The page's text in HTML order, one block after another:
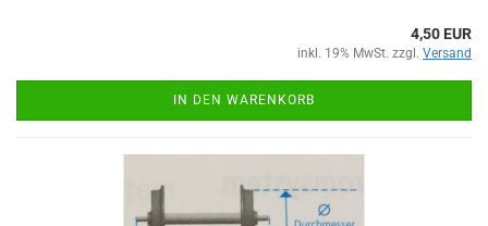
4,50 EUR
inkl. 19% MwSt. zzgl. Versand
IN DEN WARENKORB